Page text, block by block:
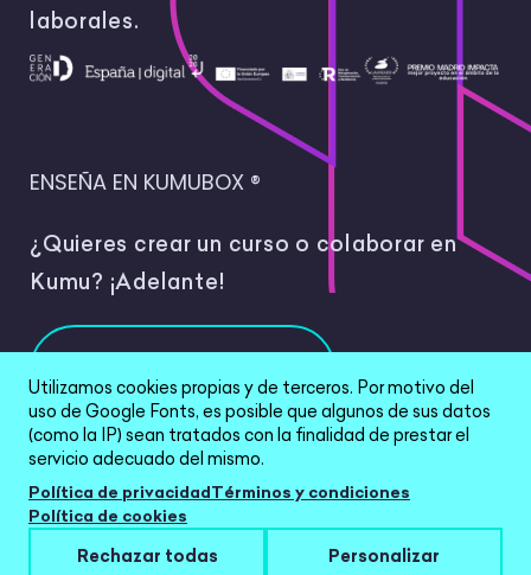
laborales.
ENSEÑA EN KUMUBOX ®
¿Quieres crear un curso o colaborar en
Kumu? ¡Adelante!
All Rights Reserved © 2026 |Política de
privacidad|Términos y condiciones|Política de
cookies| Configurar cookies
Utilizamos cookies propias y de terceros. Por motivo del
uso de Google Fonts, es posible que algunos de sus datos
(como la IP) sean tratados con la finalidad de prestar el
servicio adecuado del mismo.
Política de privacidadTérminos y condiciones
Política de cookies
Rechazar todas Personalizar